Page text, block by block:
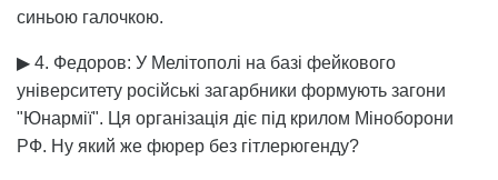
синьою галочкою.
▶ 4. Федоров: У Мелітополі на базі фейкового
університету російські загарбники формують загони
"Юнармії". Ця організація діє під крилом Міноборони
РФ. Ну який же фюрер без гітлерюгенду?